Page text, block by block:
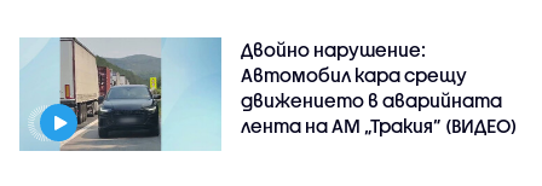
Двойно нарушение:
Автомобил кара срещу
движението в аварийната
лента на АМ „Тракия” (ВИДЕО)